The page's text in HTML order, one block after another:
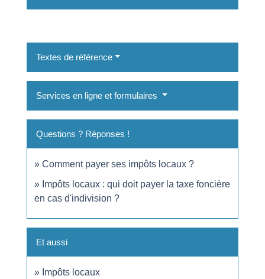
Textes de référence
Services en ligne et formulaires
Questions ? Réponses !
Comment payer ses impôts locaux ?
Impôts locaux : qui doit payer la taxe foncière
en cas d'indivision ?
Et aussi
Impôts locaux